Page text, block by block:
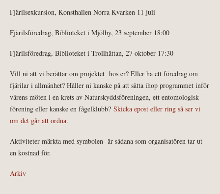
Fjärilsexkursion, Konsthallen Norra Kvarken 11 juli
Fjärilsföredrag, Biblioteket i Mjölby, 23 september 18:00
Fjärilsföredrag, Biblioteket i Trollhättan, 27 oktober 17:30
Vill ni att vi berättar om projektet hos er? Eller ha ett föredrag om
fjärilar i allmänhet? Håller ni kanske på att sätta ihop programmet inför
vårens möten i en krets av Naturskyddsföreningen, ett entomologisk
förening eller kanske en fågelklubb? Skicka epost eller ring så ser vi
om det går att ordna.
Aktiviteter märkta med symbolen är sådana som organisatören tar ut
en kostnad för.
Arkiv